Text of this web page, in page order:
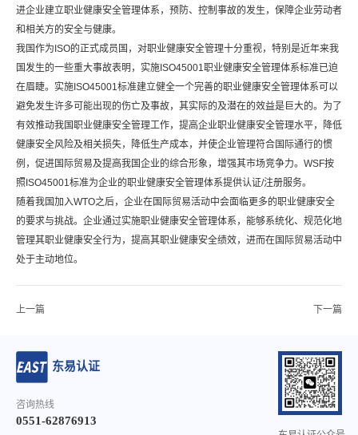
进企业建立职业健康安全管理体系，预防、控制事故的发生，保障企业劳动者
和相关方的安全与健康。
我国作为ISO的正式成员国，对职业健康安全管理十分重视，特别是近年来我
国发生的一些重大事故表明，实施ISO45001职业健康安全管理体系标准已迫
在眉睫。实施ISO45001标准建立健全一个完善的职业健康安全管理体系可以
避免发生许多可能出现的伤亡及事故，其实际的及潜在的效益是巨大的。为了
有效推动我国职业健康安全管理工作，提高企业职业健康安全管理水平，降低
健康安全风险及相关损失，降低生产成本，并使企业管理符合国际通行的惯
例，促进国际贸易及提高我国企业的综合形象，增强其市场竞争力。WSF按
照ISO45001标准为企业的职业健康安全管理体系提供认证/注册服务。
随着我国加入WTO之后，企业在国际贸易活动中会面临更多的职业健康安全
的要求与挑战。企业通过实施职业健康安全管理体系，能够系统化、规范化地
管理其职业健康安全行为，提高其职业健康安全绩效，进而在国际贸易活动中
处于主动地位。
上一篇 下一篇
东易认证
咨询热线
0551-62876913